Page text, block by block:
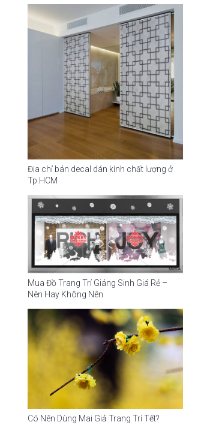
Địa chỉ bán decal dán kính chất lượng ở
Tp.HCM
Mua Đồ Trang Trí Giáng Sinh Giá Rẻ –
Nên Hay Không Nên
Có Nên Dùng Mai Giả Trang Trí Tết?